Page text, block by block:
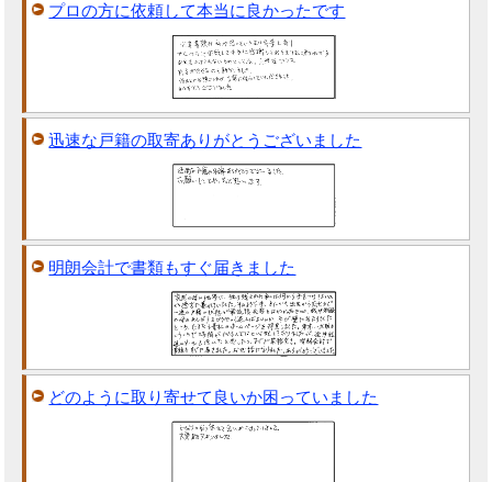
プロの方に依頼して本当に良かったです
迅速な戸籍の取寄ありがとうございました
明朗会計で書類もすぐ届きました
どのように取り寄せて良いか困っていました